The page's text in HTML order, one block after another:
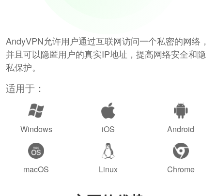
AndyVPN允许用户通过互联网访问一个私密的网络，
并且可以隐匿用户的真实IP地址，提高网络安全和隐
私保护。
适用于：
Windows iOS Android
macOS Linux Chrome